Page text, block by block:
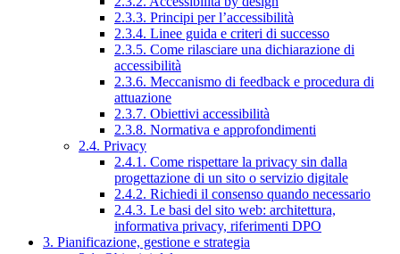
2.3.3. Principi per l’accessibilità
2.3.4. Linee guida e criteri di successo
2.3.5. Come rilasciare una dichiarazione di
accessibilità
2.3.6. Meccanismo di feedback e procedura di
attuazione
2.3.7. Obiettivi accessibilità
2.3.8. Normativa e approfondimenti
2.4. Privacy
2.4.1. Come rispettare la privacy sin dalla
progettazione di un sito o servizio digitale
2.4.2. Richiedi il consenso quando necessario
2.4.3. Le basi del sito web: architettura,
informativa privacy, riferimenti DPO
3. Pianificazione, gestione e strategia